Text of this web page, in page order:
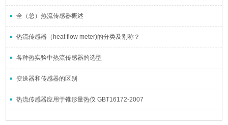
全（总）热流传感器概述
热流传感器（heat flow meter)的分类及别称？
各种热实验中热流传感器的选型
变送器和传感器的区别
热流传感器应用于锥形量热仪 GBT16172-2007